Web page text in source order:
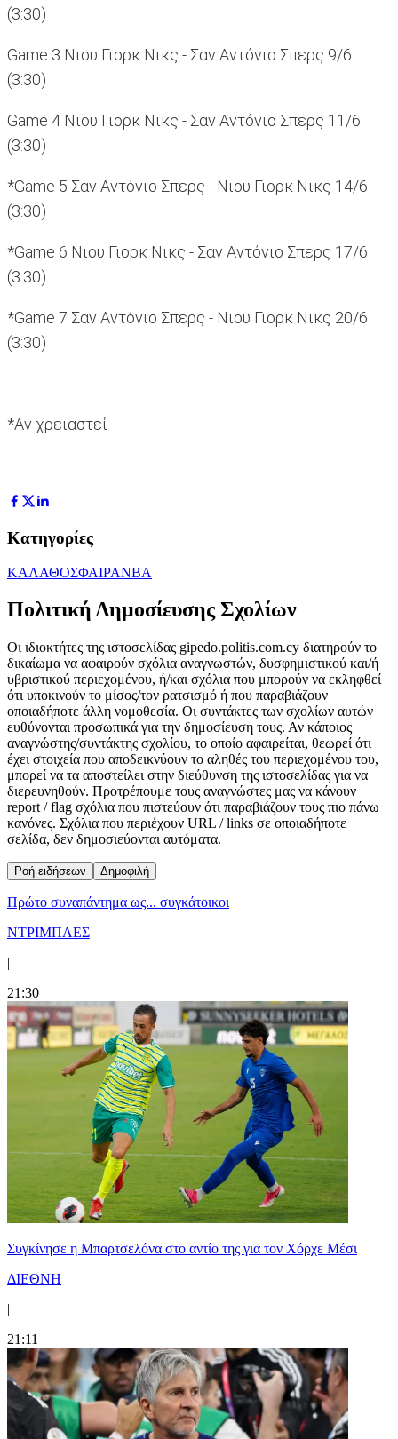
(3:30)
Game 3 Νιου Γιορκ Νικς - Σαν Αντόνιο Σπερς 9/6
(3:30)
Game 4 Νιου Γιορκ Νικς - Σαν Αντόνιο Σπερς 11/6
(3:30)
*Game 5 Σαν Αντόνιο Σπερς - Νιου Γιορκ Νικς 14/6
(3:30)
*Game 6 Νιου Γιορκ Νικς - Σαν Αντόνιο Σπερς 17/6
(3:30)
*Game 7 Σαν Αντόνιο Σπερς - Νιου Γιορκ Νικς 20/6
(3:30)
*Aν χρειαστεί
Κατηγορίες
ΚΑΛΑΘΟΣΦΑΙΡΑNBA
Πολιτική Δημοσίευσης Σχολίων
Οι ιδιοκτήτες της ιστοσελίδας gipedo.politis.com.cy διατηρούν το
δικαίωμα να αφαιρούν σχόλια αναγνωστών, δυσφημιστικού και/ή
υβριστικού περιεχομένου, ή/και σχόλια που μπορούν να εκληφθεί
ότι υποκινούν το μίσος/τον ρατσισμό ή που παραβιάζουν
οποιαδήποτε άλλη νομοθεσία. Οι συντάκτες των σχολίων αυτών
ευθύνονται προσωπικά για την δημοσίευση τους. Αν κάποιος
αναγνώστης/συντάκτης σχολίου, το οποίο αφαιρείται, θεωρεί ότι
έχει στοιχεία που αποδεικνύουν το αληθές του περιεχομένου του,
μπορεί να τα αποστείλει στην διεύθυνση της ιστοσελίδας για να
διερευνηθούν. Προτρέπουμε τους αναγνώστες μας να κάνουν
report / flag σχόλια που πιστεύουν ότι παραβιάζουν τους πιο πάνω
κανόνες. Σχόλια που περιέχουν URL / links σε οποιαδήποτε
σελίδα, δεν δημοσιεύονται αυτόματα.
Ροή ειδήσεων Δημοφιλή
Πρώτο συναπάντημα ως... συγκάτοικοι
ΝΤΡΙΜΠΛΕΣ
|
21:30
Συγκίνησε η Μπαρτσελόνα στο αντίο της για τον Χόρχε Μέσι
ΔΙΕΘΝΗ
|
21:11